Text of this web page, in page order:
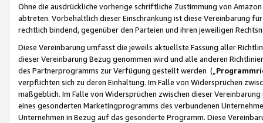
Ohne die ausdrückliche vorherige schriftliche Zustimmung von
abtreten. Vorbehaltlich dieser Einschränkung ist diese Vereinbarung
rechtlich bindend, gegenüber den Parteien und ihren jeweiligen
Diese Vereinbarung umfasst die jeweils aktuellste Fassung aller
dieser Vereinbarung Bezug genommen wird und alle anderen
des Partnerprogramms zur Verfügung gestellt werden („
verpflichten sich zu deren Einhaltung. Im Falle von Widersprüchen
maßgeblich. Im Falle von Widersprüchen zwischen dieser
eines gesonderten Marketingprogramms des verbundenen
Unternehmen in Bezug auf das gesonderte Programm. Diese